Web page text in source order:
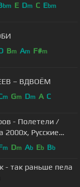
bm E Dm C Ebm
Bm Am F#m
– ВДВОЁМ
m Gm Dm A C
- Полетели /
Русские
m Dm Ab Eb Bb
- так раньше пела